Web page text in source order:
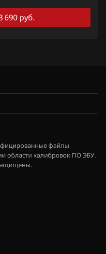
690 руб.
файлы
области калибровок ПО ЭБУ.